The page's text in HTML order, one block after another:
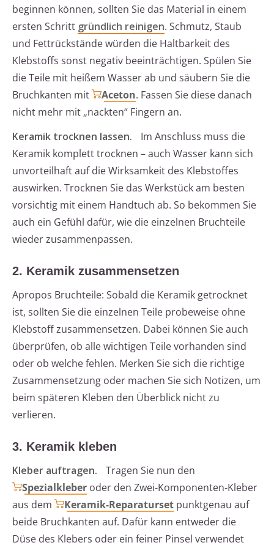
beginnen können, sollten Sie das Material in einem
ersten Schritt gründlich reinigen. Schmutz, Staub
und Fettrückstände würden die Haltbarkeit des
Klebstoffs sonst negativ beeinträchtigen. Spülen Sie
die Teile mit heißem Wasser ab und säubern Sie die
Bruchkanten mit
Aceton. Fassen Sie diese danach
nicht mehr mit „nackten“ Fingern an.
Keramik trocknen lassen.
Im Anschluss muss die
Keramik komplett trocknen – auch Wasser kann sich
unvorteilhaft auf die Wirksamkeit des Klebstoffes
auswirken. Trocknen Sie das Werkstück am besten
vorsichtig mit einem Handtuch ab. So bekommen Sie
auch ein Gefühl dafür, wie die einzelnen Bruchteile
wieder zusammenpassen.
2. Keramik zusammensetzen
Apropos Bruchteile: Sobald die Keramik getrocknet
ist, sollten Sie die einzelnen Teile probeweise ohne
Klebstoff zusammensetzen. Dabei können Sie auch
überprüfen, ob alle wichtigen Teile vorhanden sind
oder ob welche fehlen. Merken Sie sich die richtige
Zusammensetzung oder machen Sie sich Notizen, um
beim späteren Kleben den Überblick nicht zu
verlieren.
3. Keramik kleben
Kleber auftragen.
Tragen Sie nun den
Spezialkleber oder den Zwei-Komponenten-Kleber
aus dem
Keramik-Reparaturset punktgenau auf
beide Bruchkanten auf. Dafür kann entweder die
Düse des Klebers oder ein feiner Pinsel verwendet